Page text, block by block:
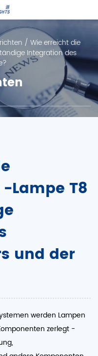
/ Wie erreicht die
Integration des
Lampe T8
und der
werden Lampen
zerlegt -